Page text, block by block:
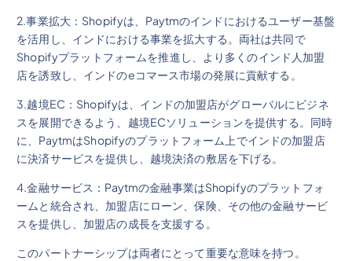
2.事業拡大：Shopifyは、Paytmのインドにおけるユーザー基盤
を活用し、インドにおける事業を拡大する。両社は共同で
Shopifyプラットフォームを推進し、より多くのインド人加盟
店を誘致し、インドのeコマース市場の発展に貢献する。
3.越境EC：Shopifyは、インドの加盟店がグローバルにビジネ
スを展開できるよう、越境ECソリューションを提供する。同時
に、PaytmはShopifyのプラットフォーム上でインドの加盟店
に決済サービスを提供し、越境決済の敷居を下げる。
4.金融サービス：Paytmの金融事業はShopifyのプラットフォ
ームと統合され、加盟店にローン、保険、その他の金融サービ
スを提供し、加盟店の成長を支援する。
このパートナーシップは両者にとって重要な意味を持つ。